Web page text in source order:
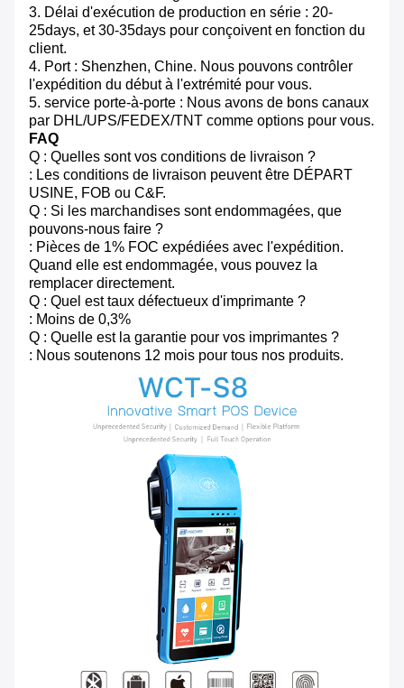
3. Délai d'exécution de production en série : 20-
25days, et 30-35days pour conçoivent en fonction du
client.
4. Port : Shenzhen, Chine. Nous pouvons contrôler
l'expédition du début à l'extrémité pour vous.
5. service porte-à-porte : Nous avons de bons canaux
par DHL/UPS/FEDEX/TNT comme options pour vous.
FAQ
Q : Quelles sont vos conditions de livraison ?
: Les conditions de livraison peuvent être DÉPART
USINE, FOB ou C&F.
Q : Si les marchandises sont endommagées, que
pouvons-nous faire ?
: Pièces de 1% FOC expédiées avec l'expédition.
Quand elle est endommagée, vous pouvez la
remplacer directement.
Q : Quel est taux défectueux d'imprimante ?
: Moins de 0,3%
Q : Quelle est la garantie pour vos imprimantes ?
: Nous soutenons 12 mois pour tous nos produits.